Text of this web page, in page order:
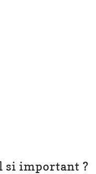
si important ?